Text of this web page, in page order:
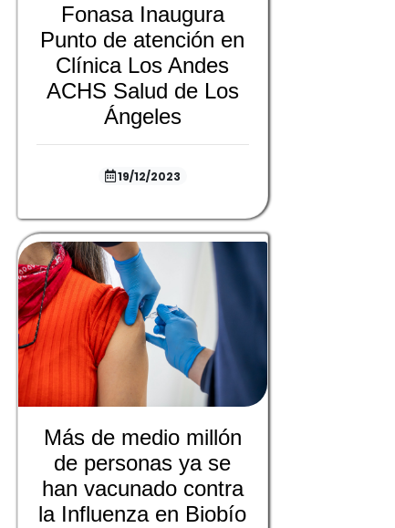
Fonasa Inaugura
Punto de atención en
Clínica Los Andes
ACHS Salud de Los
Ángeles
19/12/2023
Más de medio millón
de personas ya se
han vacunado contra
la Influenza en Biobío